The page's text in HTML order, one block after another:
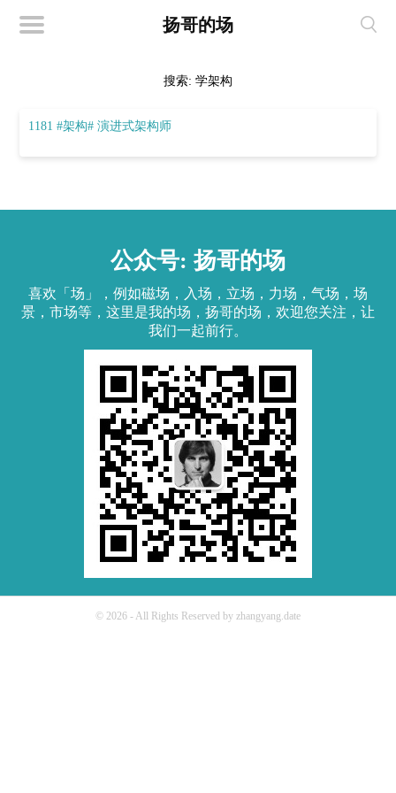
扬哥的场
搜索: 学架构
1181 #架构# 演进式架构师
公众号: 扬哥的场
喜欢「场」，例如磁场，入场，立场，力场，气场，场
景，市场等，这里是我的场，扬哥的场，欢迎您关注，让
我们一起前行。
© 2026 - All Rights Reserved by zhangyang.date